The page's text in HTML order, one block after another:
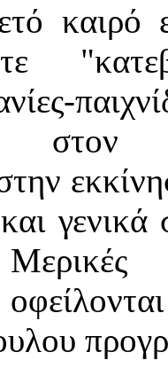
καιρό
στον
γενικά